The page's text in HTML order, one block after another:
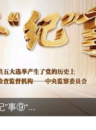
”事⑨“...